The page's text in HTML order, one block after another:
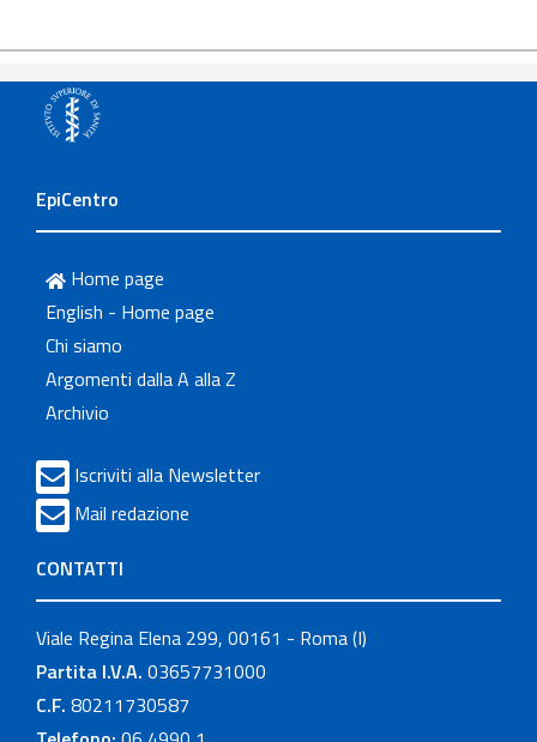
EpiCentro
Home page
English - Home page
Chi siamo
Argomenti dalla A alla Z
Archivio
Iscriviti alla Newsletter
Mail redazione
CONTATTI
Viale Regina Elena 299, 00161 - Roma (I)
Partita I.V.A. 03657731000
C.F. 80211730587